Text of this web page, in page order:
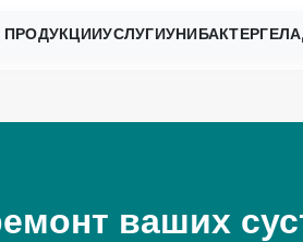
ПРОДУКЦИИУСЛУГИУНИБАКТЕР
ваших